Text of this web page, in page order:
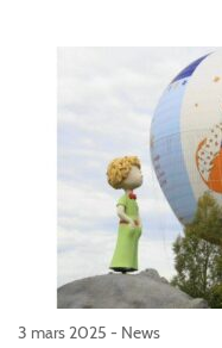
3 mars 2025 - News